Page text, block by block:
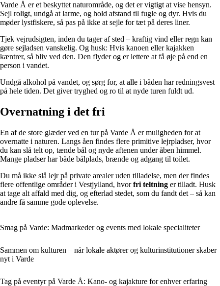
Varde Å er et beskyttet naturområde, og det er vigtigt at vise hensyn.
Sejl roligt, undgå at larme, og hold afstand til fugle og dyr. Hvis du
møder lystfiskere, så pas på ikke at sejle for tæt på deres liner.
Tjek vejrudsigten, inden du tager af sted – kraftig vind eller regn kan
gøre sejladsen vanskelig. Og husk: Hvis kanoen eller kajakken
kæntrer, så bliv ved den. Den flyder og er lettere at få øje på end en
person i vandet.
Undgå alkohol på vandet, og sørg for, at alle i båden har redningsvest
på hele tiden. Det giver tryghed og ro til at nyde turen fuldt ud.
Overnatning i det fri
En af de store glæder ved en tur på Varde Å er muligheden for at
overnatte i naturen. Langs åen findes flere primitive lejrpladser, hvor
du kan slå telt op, tænde bål og nyde aftenen under åben himmel.
Mange pladser har både bålplads, brænde og adgang til toilet.
Du må ikke slå lejr på private arealer uden tilladelse, men der findes
flere offentlige områder i Vestjylland, hvorfri teltning er tilladt. Husk
at tage alt affald med dig, og efterlad stedet, som du fandt det – så kan
andre få samme gode oplevelse.
Smag på Varde: Madmarkeder og events med lokale specialiteter
Sammen om kulturen – når lokale aktører og kulturinstitutioner skaber
nyt i Varde
Tag på eventyr på Varde Å: Kano- og kajakture for enhver erfaring